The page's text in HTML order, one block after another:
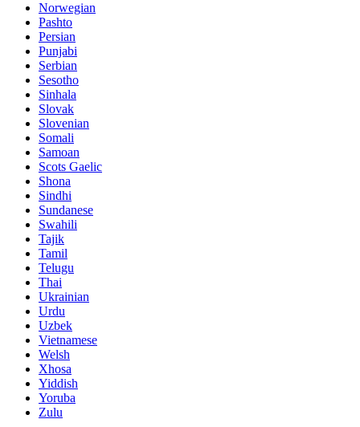
Norwegian
Pashto
Persian
Punjabi
Serbian
Sesotho
Sinhala
Slovak
Slovenian
Somali
Samoan
Scots Gaelic
Shona
Sindhi
Sundanese
Swahili
Tajik
Tamil
Telugu
Thai
Ukrainian
Urdu
Uzbek
Vietnamese
Welsh
Xhosa
Yiddish
Yoruba
Zulu